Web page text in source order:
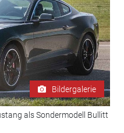
Bildergalerie
als Sondermodell Bullitt